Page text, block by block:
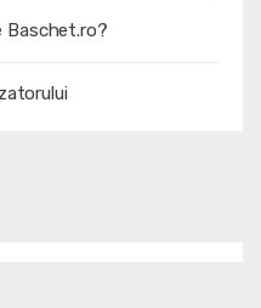
Baschet.ro?